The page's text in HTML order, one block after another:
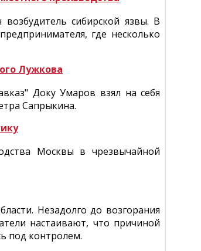
сибирской язвы. В
где несколько
Лужкова
Доку Умаров взял на себя
Сапрыкина.
Москвы в чрезвычайной
Незадолго до возгорания
настаивают, что причиной
под контролем.